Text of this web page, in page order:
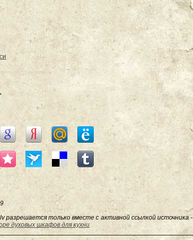
разрешается только вместе с активной ссылкой источника -
духовых шкафов для кухни